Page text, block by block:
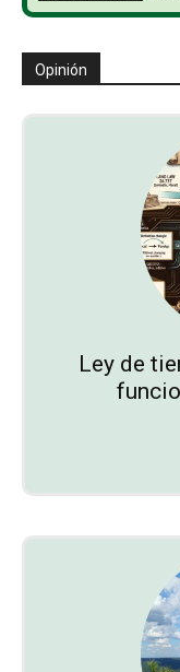
Opinión
Ley de